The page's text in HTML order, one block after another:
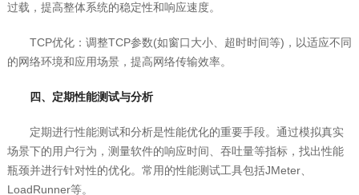
过载，提高整体系统的稳定性和响应速度。
TCP优化：调整TCP参数(如窗口大小、超时时间等)，以适应不同
的网络环境和应用场景，提高网络传输效率。
四、定期性能测试与分析
定期进行性能测试和分析是性能优化的重要手段。通过模拟真实
场景下的用户行为，测量软件的响应时间、吞吐量等指标，找出性能
瓶颈并进行针对性的优化。常用的性能测试工具包括JMeter、
LoadRunner等。